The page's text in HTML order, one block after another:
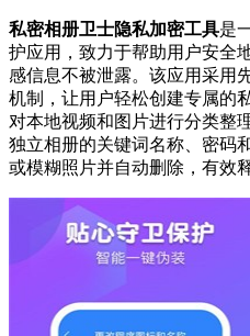
私密相册卫士隐私加密工具是
护应用，致力于帮助用户安全
感信息不被泄露。该应用采用
机制，让用户轻松创建专属的
对本地视频和图片进行分类整
独立相册的关键词名称、密码
或模糊照片并自动删除，有效